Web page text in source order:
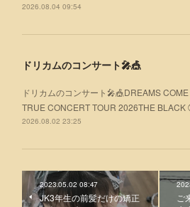
2026.08.04 09:54
ドリカムのコンサート🎤🎪
ドリカムのコンサート🎤🎪DREAMS COME
TRUE CONCERT TOUR 2026THE BLACK
2026.08.02 23:25
2023.05.02 08:47
JK3年生の前髪だけの矯正
ご